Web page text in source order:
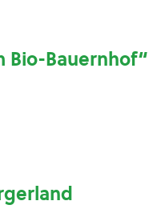
Bio-Bauernhof“